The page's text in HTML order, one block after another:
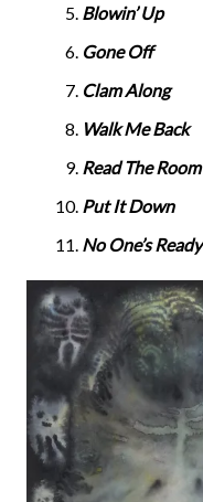
Blowin’ Up
Gone Off
Clam Along
Walk Me Back
Read The Room
Put It Down
No One’s Ready